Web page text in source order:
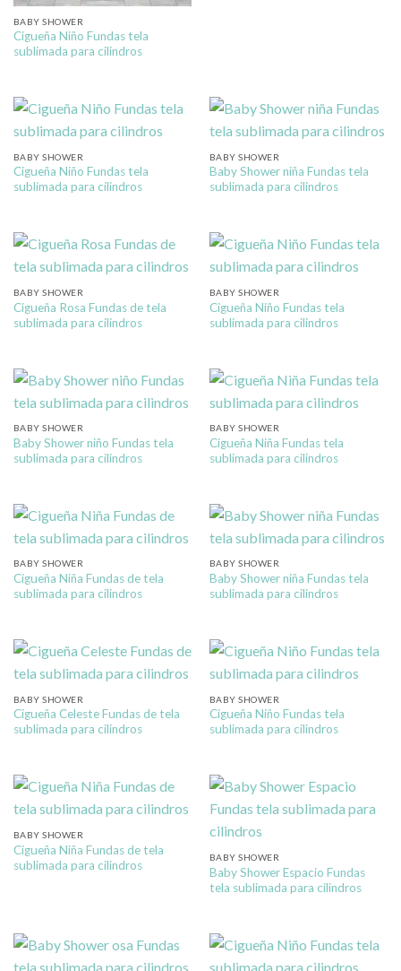
BABY SHOWER
Cigueña Niño Fundas tela
sublimada para cilindros
BABY SHOWER
Cigueña Niño Fundas tela
sublimada para cilindros
BABY SHOWER
Baby Shower niña Fundas tela
sublimada para cilindros
BABY SHOWER
Cigueña Rosa Fundas de tela
sublimada para cilindros
BABY SHOWER
Cigueña Niño Fundas tela
sublimada para cilindros
BABY SHOWER
Baby Shower niño Fundas tela
sublimada para cilindros
BABY SHOWER
Cigueña Niña Fundas tela
sublimada para cilindros
BABY SHOWER
Cigueña Niña Fundas de tela
sublimada para cilindros
BABY SHOWER
Baby Shower niña Fundas tela
sublimada para cilindros
BABY SHOWER
Cigueña Celeste Fundas de tela
sublimada para cilindros
BABY SHOWER
Cigueña Niño Fundas tela
sublimada para cilindros
BABY SHOWER
Cigueña Niña Fundas de tela
sublimada para cilindros
BABY SHOWER
Baby Shower Espacio Fundas
tela sublimada para cilindros